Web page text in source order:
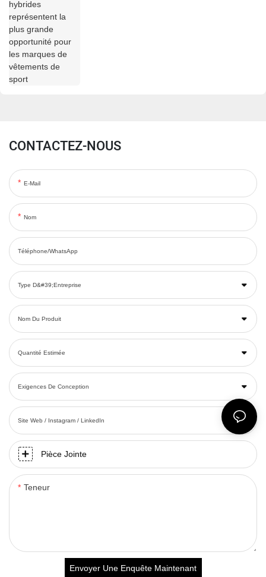
CONTACTEZ-NOUS
E-Mail
Nom
Téléphone/WhatsApp
Type D&#39;entreprise
Nom Du Produit
Quantité Estimée
Exigences De Conception
Site Web / Instagram / LinkedIn
Pièce Jointe
Teneur
Envoyer Une Enquête Maintenant